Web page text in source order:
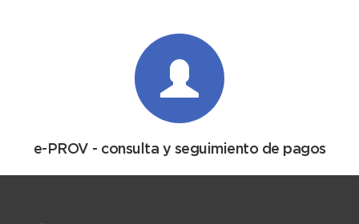
e-PROV - consulta y seguimiento de pagos